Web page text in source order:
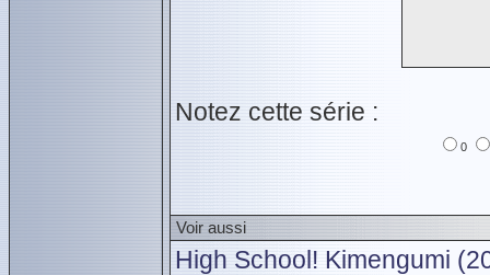
Notez cette série :
0
Voir aussi
High School! Kimengumi